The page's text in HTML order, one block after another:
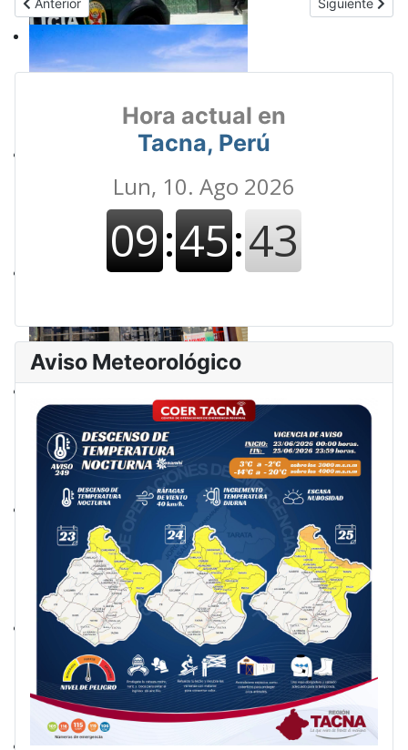
Anterior Siguiente
Hora actual en
Tacna, Perú
Aviso Meteorológico